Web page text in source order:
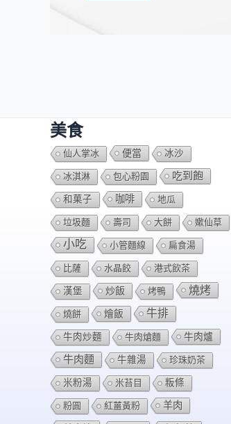
美食
仙人掌冰 便當 冰沙
冰淇淋 包心粉園 吃到飽
和菓子 咖啡 地瓜
垃圾麵 壽司 大餅 嫰仙草
小吃 小管麵線 扁食湯
比薩 水晶餃 港式飲茶
漢堡 炒飯 烤鴨 燒烤
燒餅 燴飯 牛排
牛肉炒麵 牛肉熗麵 牛肉爐
牛肉麵 牛雜湯 珍珠奶茶
米粉湯 米苔目 粄條
粉圓 紅薑黃粉 羊肉